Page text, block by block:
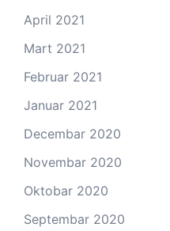
April 2021
Mart 2021
Februar 2021
Januar 2021
Decembar 2020
Novembar 2020
Oktobar 2020
Septembar 2020